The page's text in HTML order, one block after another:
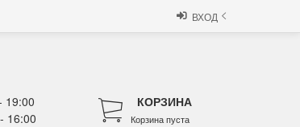
ВХОД
19:00
16:00
КОРЗИНА
Корзина пуста